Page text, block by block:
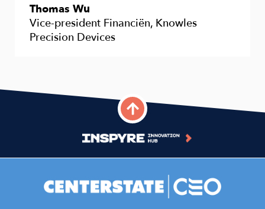
Thomas Wu
Vice-president Financiën, Knowles
Precision Devices